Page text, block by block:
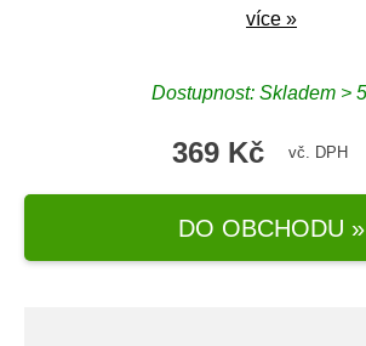
více »
Dostupnost: Skladem >
369 Kč vč. DPH
DO OBCHODU »